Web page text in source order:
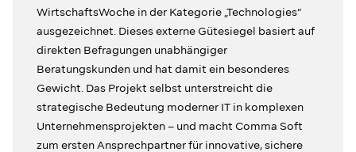
WirtschaftsWoche in der Kategorie „Technologies“
ausgezeichnet. Dieses externe Gütesiegel basiert auf
direkten Befragungen unabhängiger
Beratungskunden und hat damit ein besonderes
Gewicht. Das Projekt selbst unterstreicht die
strategische Bedeutung moderner IT in komplexen
Unternehmensprojekten – und macht Comma Soft
zum ersten Ansprechpartner für innovative, sichere